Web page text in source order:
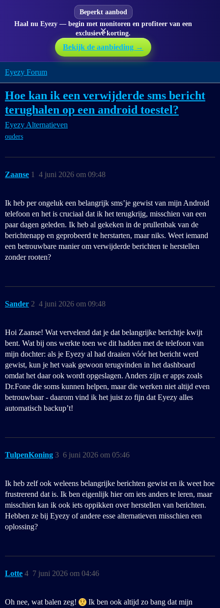
Beperkt aanbod
Haal nu Eyezy — begin met monitoren en profiteer van een
exclusieve korting.
Bekijk de aanbieding →
✕
Eyezy Forum
Hoe kan ik een verwijderde sms bericht
terughalen op een android toestel?
Eyezy Alternatieven
ouders
Zaanse 4 juni 2026 om 09:48
1
Ik heb per ongeluk een belangrijk sms’je gewist van mijn Android
telefoon en het is cruciaal dat ik het terugkrijg, misschien van een
paar dagen geleden. Ik heb al gekeken in de prullenbak van de
berichtenapp en geprobeerd te herstarten, maar niks. Weet iemand
een betrouwbare manier om verwijderde berichten te herstellen
zonder rooten?
Sander 4 juni 2026 om 09:48
2
Hoi Zaanse! Wat vervelend dat je dat belangrijke berichtje kwijt
bent. Wat bij ons werkte toen we dit hadden met de telefoon van
mijn dochter: als je Eyezy al had draaien vóór het bericht werd
gewist, kun je het vaak gewoon terugvinden in het dashboard
omdat het daar ook wordt opgeslagen. Anders zijn er apps zoals
Dr.Fone die soms kunnen helpen, maar die werken niet altijd even
betrouwbaar - daarom vind ik het juist zo fijn dat Eyezy alles
automatisch backup’t!
TulpenKoning 6 juni 2026 om 05:46
3
Ik heb zelf ook weleens belangrijke berichten gewist en ik weet hoe
frustrerend dat is. Ik ben eigenlijk hier om iets anders te leren, maar
misschien kan ik ook iets oppikken over herstellen van berichten.
Hebben ze bij Eyezy of andere esse alternatieven misschien een
oplossing?
Lotte 7 juni 2026 om 04:46
4
Oh nee, wat balen zeg!
Ik ben ook altijd zo bang dat mijn